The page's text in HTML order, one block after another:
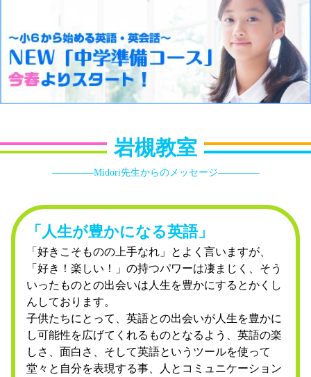
岩槻教室
Midori先生からのメッセージ
「人生が豊かになる英語」
「好きこそものの上手なれ」とよく言いますが、
「好き！楽しい！」の持つパワーは凄まじく、そう
いったものとの出会いは人生を豊かにするとかくし
んしております。
子供たちにとって、英語との出会いが人生を豊かに
し可能性を広げてくれるものとなるよう、英語の楽
しさ、面白さ、そして英語というツールを使って
堂々と自分を表現する事、人とコミュニケーション